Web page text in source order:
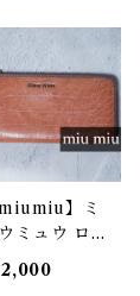
ォレット gra
miumiu】ミ
ミュウ ロ
りクロコ調
ーロングウ